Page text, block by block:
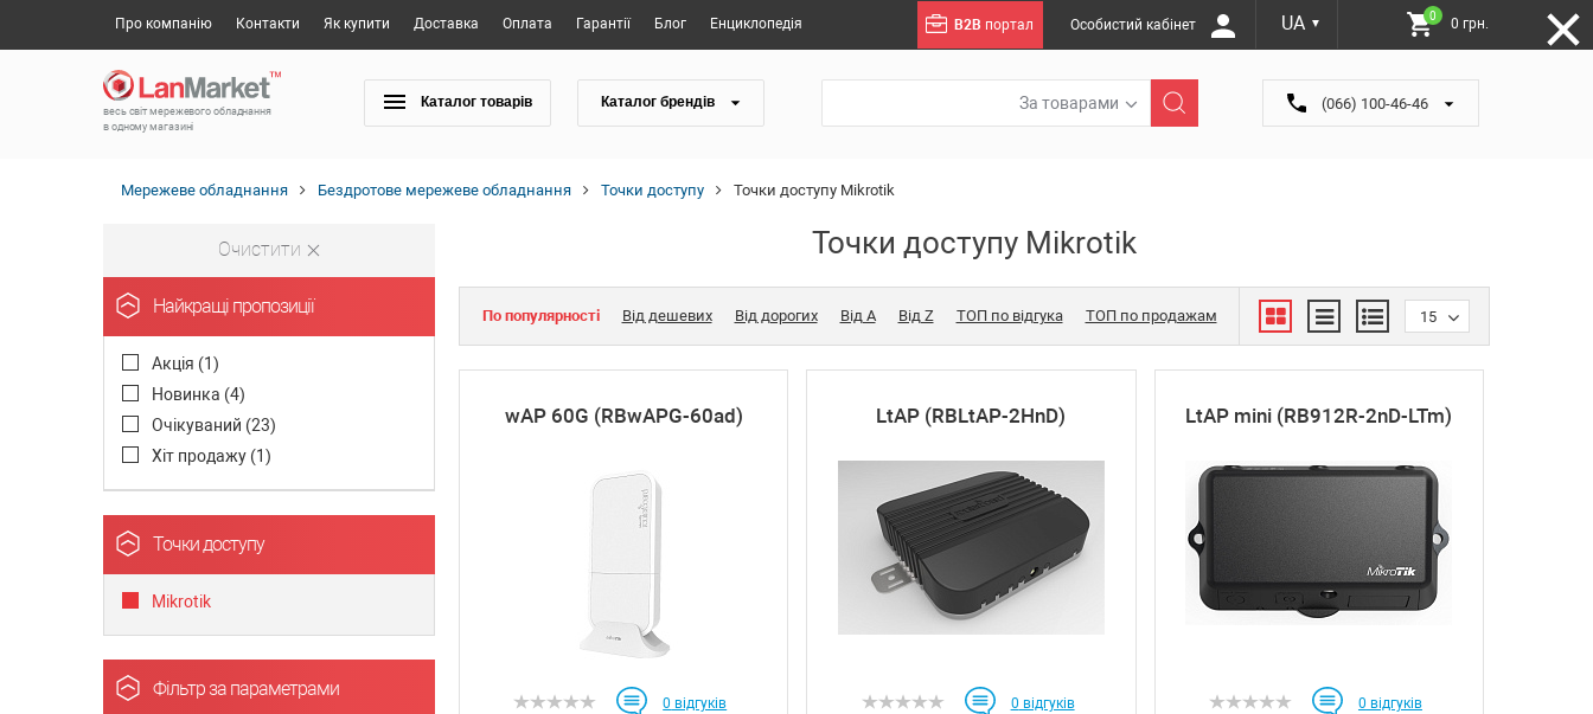
Про компанію Контакти Як купити Доставка Оплата Гарантії Блог Енциклопедія B2B портал Особистий кабінет UA ▼
0 0 грн.
весь світ мережевого обладнання
в одному магазині
Каталог товарів Каталог брендів За товарами (066) 100-46-46
Мережеве обладнання Бездротове мережеве обладнання Точки доступу Точки доступу Mikrotik
Очистити
Найкращі пропозиції
Акція (1)
Новинка (4)
Очікуваний (23)
Хіт продажу (1)
Точки доступу
Mikrotik
Фільтр за параметрами
Точки доступу Mikrotik
По популярності Від дешевих Від дорогих Від A Від Z ТОП по відгука ТОП по продажам 15
wAP 60G (RBwAPG-60ad)
0 відгуків
LtAP (RBLtAP-2HnD)
0 відгуків
LtAP mini (RB912R-2nD-LTm)
0 відгуків